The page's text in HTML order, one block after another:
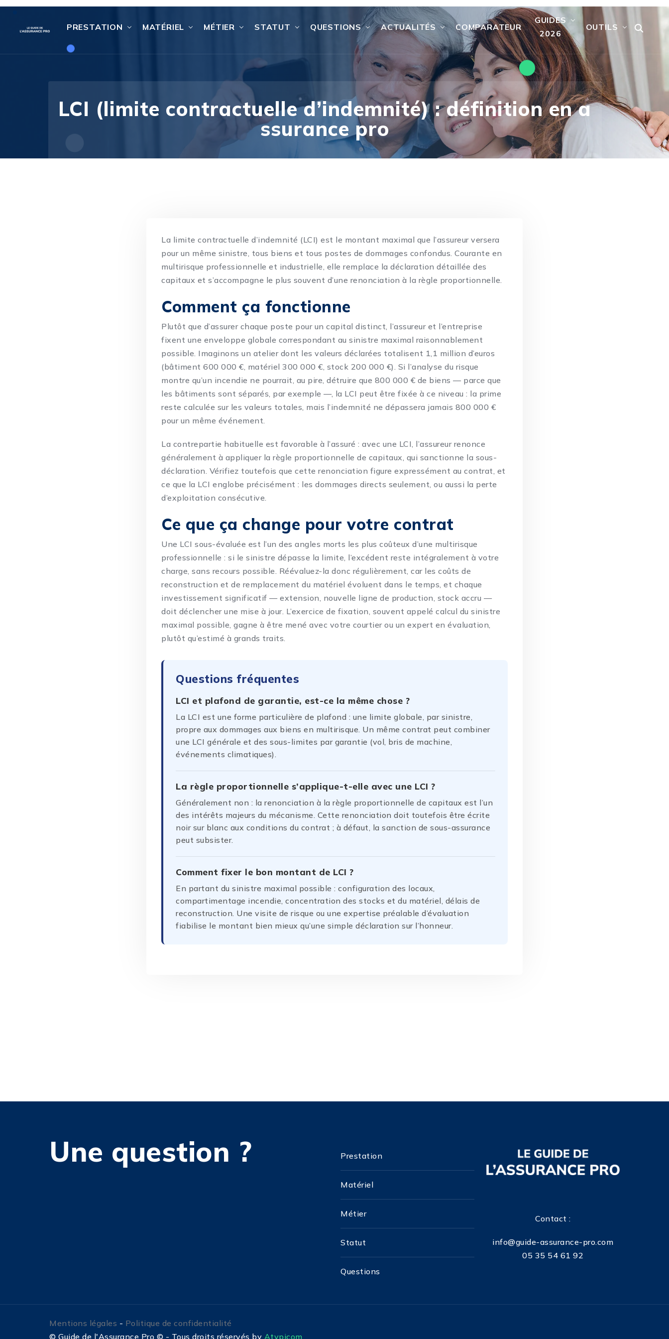
PRESTATION MATÉRIEL MÉTIER STATUT QUESTIONS ACTUALITÉS COMPARATEUR
GUIDES
2026
OUTILS
LCI (limite contractuelle d’indemnité) : définition en a
ssurance pro
La limite contractuelle d’indemnité (LCI) est le montant maximal que l’assureur versera
pour un même sinistre, tous biens et tous postes de dommages confondus. Courante en
multirisque professionnelle et industrielle, elle remplace la déclaration détaillée des
capitaux et s’accompagne le plus souvent d’une renonciation à la règle proportionnelle.
Comment ça fonctionne
Plutôt que d’assurer chaque poste pour un capital distinct, l’assureur et l’entreprise
fixent une enveloppe globale correspondant au sinistre maximal raisonnablement
possible. Imaginons un atelier dont les valeurs déclarées totalisent 1,1 million d’euros
(bâtiment 600 000 €, matériel 300 000 €, stock 200 000 €). Si l’analyse du risque
montre qu’un incendie ne pourrait, au pire, détruire que 800 000 € de biens — parce que
les bâtiments sont séparés, par exemple —, la LCI peut être fixée à ce niveau : la prime
reste calculée sur les valeurs totales, mais l’indemnité ne dépassera jamais 800 000 €
pour un même événement.
La contrepartie habituelle est favorable à l’assuré : avec une LCI, l’assureur renonce
généralement à appliquer la règle proportionnelle de capitaux, qui sanctionne la sous-
déclaration. Vérifiez toutefois que cette renonciation figure expressément au contrat, et
ce que la LCI englobe précisément : les dommages directs seulement, ou aussi la perte
d’exploitation consécutive.
Ce que ça change pour votre contrat
Une LCI sous-évaluée est l’un des angles morts les plus coûteux d’une multirisque
professionnelle : si le sinistre dépasse la limite, l’excédent reste intégralement à votre
charge, sans recours possible. Réévaluez-la donc régulièrement, car les coûts de
reconstruction et de remplacement du matériel évoluent dans le temps, et chaque
investissement significatif — extension, nouvelle ligne de production, stock accru —
doit déclencher une mise à jour. L’exercice de fixation, souvent appelé calcul du sinistre
maximal possible, gagne à être mené avec votre courtier ou un expert en évaluation,
plutôt qu’estimé à grands traits.
Questions fréquentes
LCI et plafond de garantie, est-ce la même chose ?
La LCI est une forme particulière de plafond : une limite globale, par sinistre,
propre aux dommages aux biens en multirisque. Un même contrat peut combiner
une LCI générale et des sous-limites par garantie (vol, bris de machine,
événements climatiques).
La règle proportionnelle s’applique-t-elle avec une LCI ?
Généralement non : la renonciation à la règle proportionnelle de capitaux est l’un
des intérêts majeurs du mécanisme. Cette renonciation doit toutefois être écrite
noir sur blanc aux conditions du contrat ; à défaut, la sanction de sous-assurance
peut subsister.
Comment fixer le bon montant de LCI ?
En partant du sinistre maximal possible : configuration des locaux,
compartimentage incendie, concentration des stocks et du matériel, délais de
reconstruction. Une visite de risque ou une expertise préalable d’évaluation
fiabilise le montant bien mieux qu’une simple déclaration sur l’honneur.
Une question ? Prestation
Matériel
Métier
Statut
Questions
Contact :
info@guide-assurance-pro.com
05 35 54 61 92
Mentions légales - Politique de confidentialité
© Guide de l'Assurance Pro © - Tous droits réservés by Atypicom